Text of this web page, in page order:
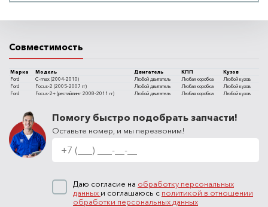
Совместимость
Марка Модель Двигатель КПП
Кузов
Ford
C-max (2004-2010) Любой двигатель Любая коробка
Любой кузов
Ford
Focus-2 (2005-2007 гг) Любой двигатель Любая коробка
Любой кузов
Ford
Focus-2+ (рестайлинг 2008-2011 гг) Любой двигатель Любая коробка Любой кузов
Помогу быстро подобрать запчасти!
Оставьте номер, и мы перезвоним!
Даю согласие на обработку персональных
данных и соглашаюсь с политикой в отношении
обработки персональных данных